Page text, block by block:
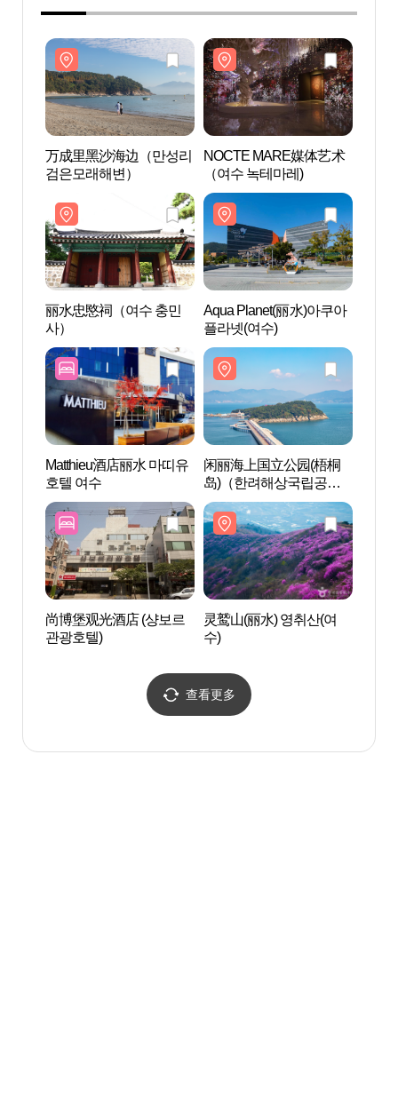
万成里黑沙海边（만성리
검은모래해변）
NOCTE MARE媒体艺术
（여수 녹테마레)
丽水忠愍祠（여수 충민
사）
Aqua Planet(丽水)아쿠아
플라넷(여수)
Matthieu酒店丽水 마띠유
호텔 여수
闲丽海上国立公园(梧桐
岛)（한려해상국립공원
(오동도))
尚博堡观光酒店 (샹보르
관광호텔)
灵鹫山(丽水) 영취산(여
수)
查看更多